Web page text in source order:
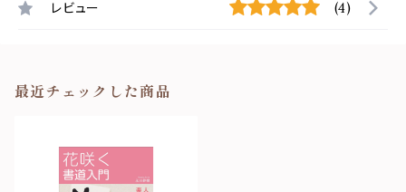
レビュー (4)
最近チェックした商品